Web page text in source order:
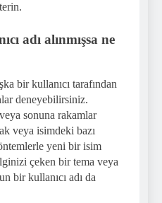
adı alınmışsa ne
bir kullanıcı tarafından
deneyebilirsiniz.
sonuna rakamlar
veya isimdeki bazı
yeni bir isim
çeken bir tema veya
bir kullanıcı adı da